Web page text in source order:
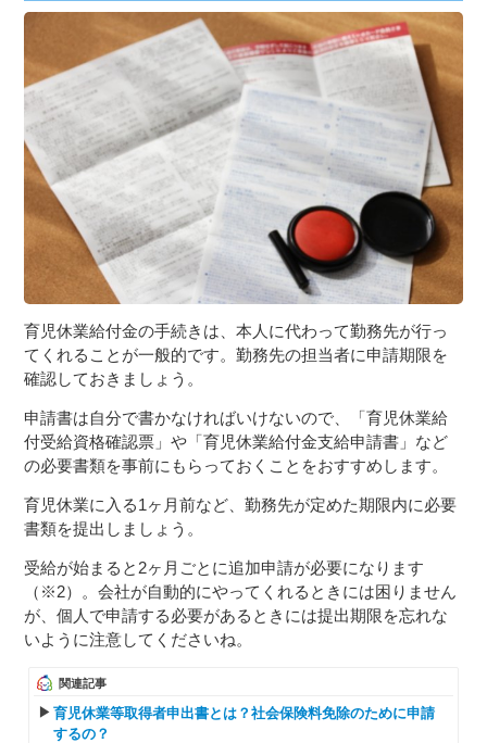
育児休業給付金の手続きは、本人に代わって勤務先が行っ
てくれることが一般的です。勤務先の担当者に申請期限を
確認しておきましょう。
申請書は自分で書かなければいけないので、「育児休業給
付受給資格確認票」や「育児休業給付金支給申請書」など
の必要書類を事前にもらっておくことをおすすめします。
育児休業に入る1ヶ月前など、勤務先が定めた期限内に必要
書類を提出しましょう。
受給が始まると2ヶ月ごとに追加申請が必要になります
（※2）。会社が自動的にやってくれるときには困りません
が、個人で申請する必要があるときには提出期限を忘れな
いように注意してくださいね。
関連記事
育児休業等取得者申出書とは？社会保険料免除のために申請
するの？